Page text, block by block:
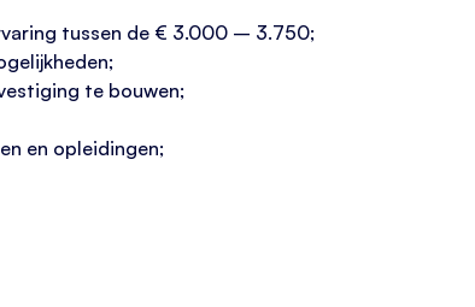
tussen de € 3.000 – 3.750;
te bouwen;
en opleidingen;